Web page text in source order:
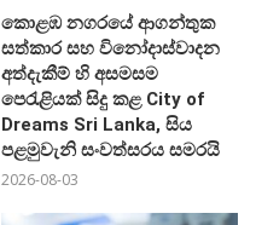
කොළඹ නගරයේ ආගන්තුක
සත්කාර සහ විනෝදාස්වාදන
අත්දැකීම් හි අසමසම
පෙරැළියක් සිදු කළ City of
Dreams Sri Lanka, සිය
පළමුවැනි සංවත්සරය සමරයි
2026-08-03